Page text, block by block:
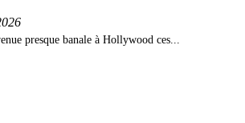
presque banale à Hollywood ces...